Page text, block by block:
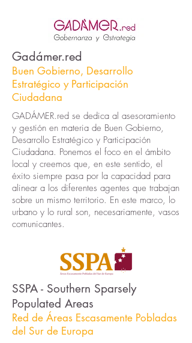
Gadámer.red
Buen Gobierno, Desarrollo
Estratégico y Participación
Ciudadana
GADÁMER.red se dedica al asesoramiento
y gestión en materia de Buen Gobierno,
Desarrollo Estratégico y Participación
Ciudadana. Ponemos el foco en el ámbito
local y creemos que, en este sentido, el
éxito siempre pasa por la capacidad para
alinear a los diferentes agentes que trabajan
sobre un mismo territorio. En este marco, lo
urbano y lo rural son, necesariamente, vasos
comunicantes.
SSPA - Southern Sparsely
Populated Areas
Red de Áreas Escasamente Pobladas
del Sur de Europa